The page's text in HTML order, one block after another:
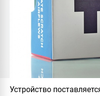
Устройство